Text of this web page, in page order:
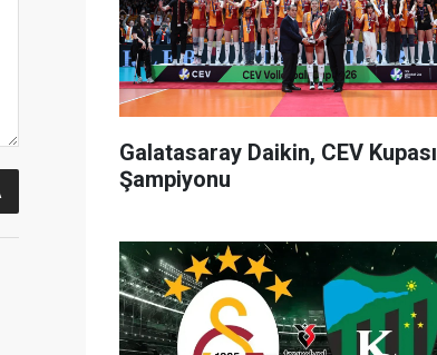
Galatasaray Daikin, CEV Kupası
Şampiyonu